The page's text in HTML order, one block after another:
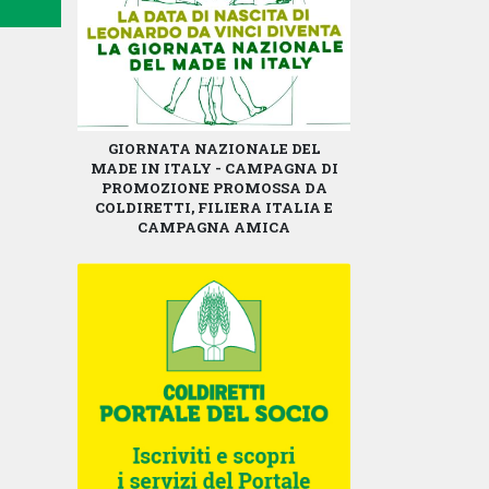
GIORNATA NAZIONALE DEL
MADE IN ITALY - CAMPAGNA DI
PROMOZIONE PROMOSSA DA
COLDIRETTI, FILIERA ITALIA E
CAMPAGNA AMICA